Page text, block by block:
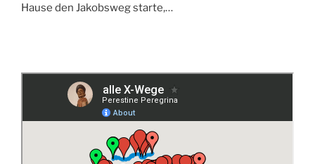
Hause den Jakobsweg starte,…